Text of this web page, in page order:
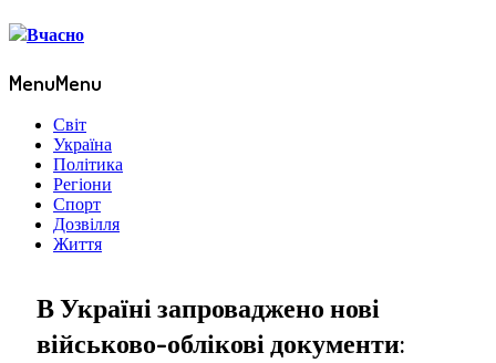
MenuMenu
Світ
Україна
Політика
Регіони
Спорт
Дозвілля
Життя
В Україні запроваджено нові
військово-облікові документи: